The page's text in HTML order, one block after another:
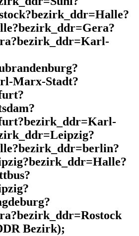
Marx-Stadt?
Bezirk);